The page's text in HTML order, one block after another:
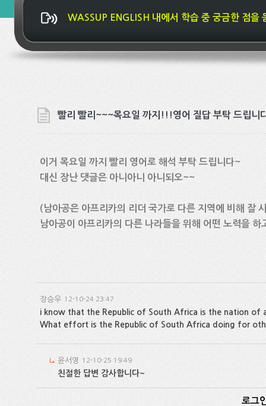
WASSUP ENGLISH 내에서 학습 중 궁금한 점을
빨리 빨리~~~목요일 까지!!!영어 질답 부탁 드립니
이거 목요일 까지 빨리 영어로 해석 부탁 드립니다~
대신 장난 댓글은 아니아니 아니되오~~
(남아공은 아프리카의 리더 국가로 다른 지역에 비해 잘
남아공이 아프리카의 다른 나라들을 위해 어떤 노력을 하
장승우 12-10-24 23:47
i know that the Republic of South Africa is the nation of
What effort is the Republic of South Africa doing for
윤서영 12-10-25 19:49
친절한 답변 감사합니다~
로그